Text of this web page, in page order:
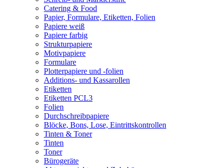
Catering & Food
Papier, Formulare, Etiketten, Folien
Papiere weiß
Papiere farbig
Strukturpapiere
Motivpapiere
Formulare
Plotterpapiere und -folien
Additions- und Kassarollen
Etiketten
Etiketten PCL3
Folien
Durchschreibpapiere
Blöcke, Bons, Lose, Eintrittskontrollen
Tinten & Toner
Tinten
Toner
Bürogeräte